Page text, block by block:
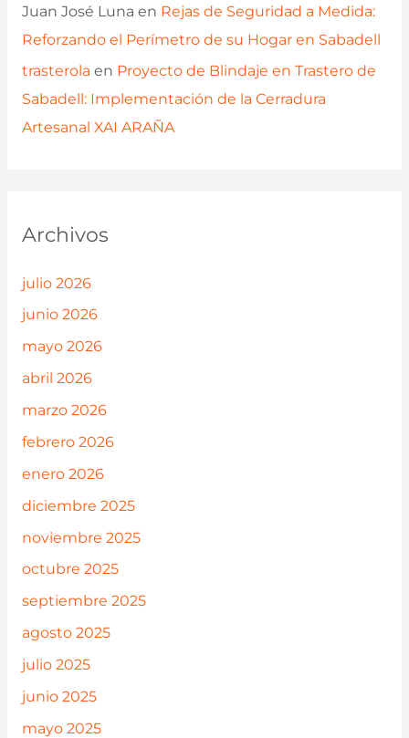
Juan José Luna en Rejas de Seguridad a Medida:
Reforzando el Perímetro de su Hogar en Sabadell
trasterola en Proyecto de Blindaje en Trastero de
Sabadell: Implementación de la Cerradura
Artesanal XAI ARAÑA
Archivos
julio 2026
junio 2026
mayo 2026
abril 2026
marzo 2026
febrero 2026
enero 2026
diciembre 2025
noviembre 2025
octubre 2025
septiembre 2025
agosto 2025
julio 2025
junio 2025
mayo 2025